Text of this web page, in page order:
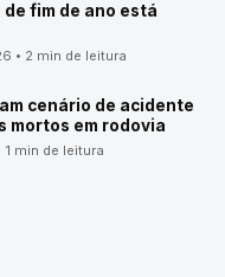
fim de ano está
• 2 min de leitura
cenário de acidente
mortos em rodovia
min de leitura